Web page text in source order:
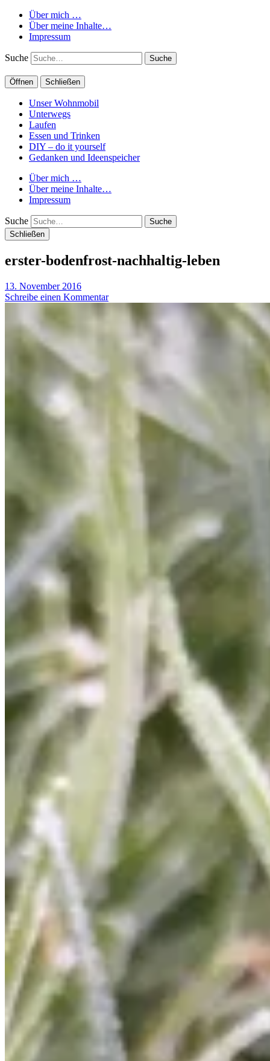
Über mich …
Über meine Inhalte…
Impressum
Suche
Öffnen Schließen
Unser Wohnmobil
Unterwegs
Laufen
Essen und Trinken
DIY – do it yourself
Gedanken und Ideenspeicher
Über mich …
Über meine Inhalte…
Impressum
Suche
Schließen
erster-bodenfrost-nachhaltig-leben
13. November 2016
Schreibe einen Kommentar